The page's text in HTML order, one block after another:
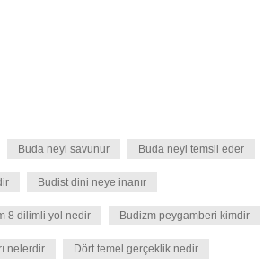
Buda neyi savunur Buda neyi temsil eder
Budist dini neye inanır
8 dilimli yol nedir Budizm peygamberi kimdir
nelerdir Dört temel gerçeklik nedir